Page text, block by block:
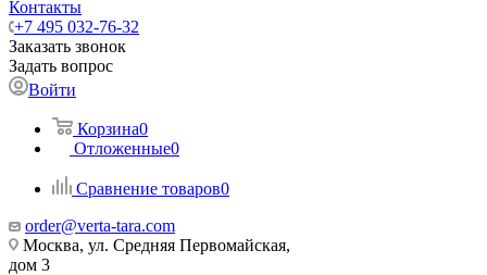
Контакты
+7 495 032-76-32
Заказать звонок
Задать вопрос
Войти
Корзина0
Отложенные0
Сравнение товаров0
order@verta-tara.com
Москва, ул. Средняя Первомайская,
дом 3